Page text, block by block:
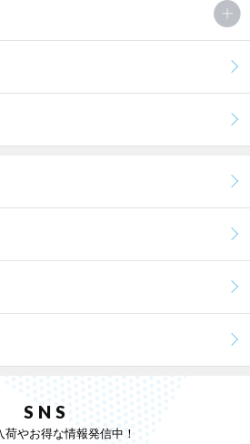
SNS
荷やお得な情報発信中！